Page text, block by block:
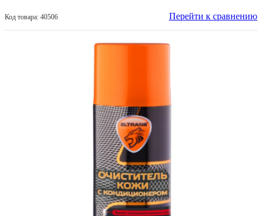
Код товара: 40506 Перейти к сравнению